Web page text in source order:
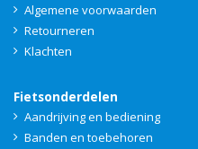
Algemene voorwaarden
Retourneren
Klachten
Fietsonderdelen
Aandrijving en bediening
Banden en toebehoren